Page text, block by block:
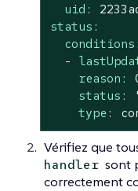
uid:
status:
conditions:
-
reason:
status:
type:
Vérifiez que
handler sont
correctement